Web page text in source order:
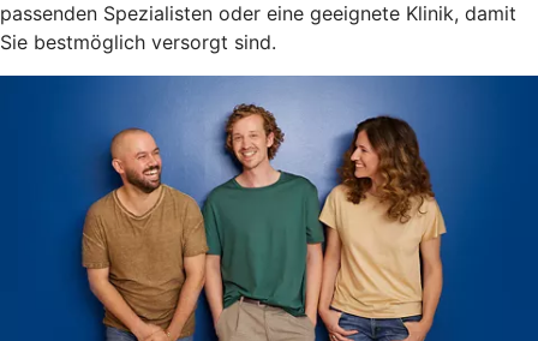
passenden Spezialisten oder eine geeignete Klinik, damit
Sie bestmöglich versorgt sind.